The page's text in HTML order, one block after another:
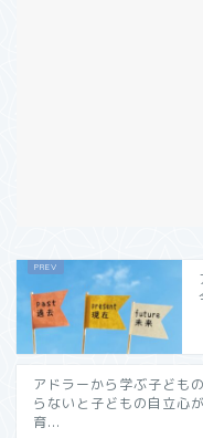
アドラーから学ぶ子ども
らないと子どもの自立心
育...